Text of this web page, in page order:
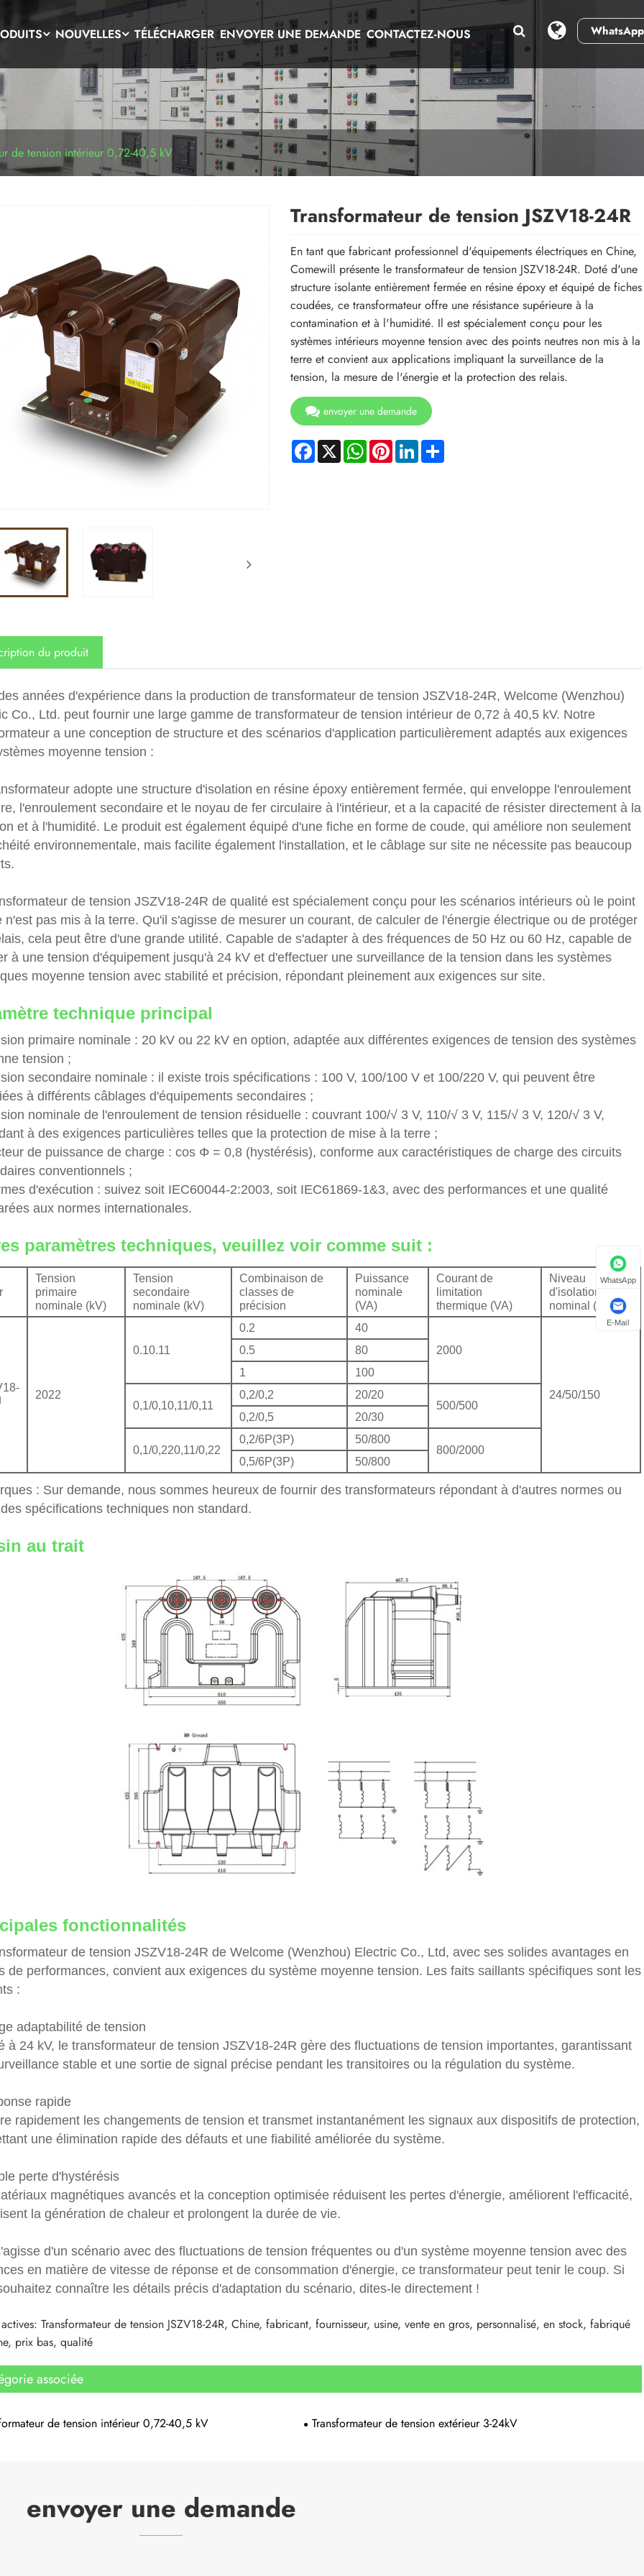
WhatsApp
NOUVELLES TÉLÉCHARGER ENVOYER UNE DEMANDE CONTACTEZ-NOUS
de tension intérieur 0,72-40,5 kV
Transformateur de tension JSZV18-24R
En tant que fabricant professionnel d'équipements électriques en Chine,
Comewill présente le transformateur de tension JSZV18-24R. Doté d'une
structure isolante entièrement fermée en résine époxy et équipé de fiches
coudées, ce transformateur offre une résistance supérieure à la
contamination et à l'humidité. Il est spécialement conçu pour les
systèmes intérieurs moyenne tension avec des points neutres non mis à la
terre et convient aux applications impliquant la surveillance de la
tension, la mesure de l'énergie et la protection des relais.
envoyer une demande
Facebook
X WhatsApp
PinterestLinkedInShare
du produit
années d'expérience dans la production de transformateur de tension JSZV18-24R, Welcome (Wenzhou)
Co., Ltd. peut fournir une large gamme de transformateur de tension intérieur de 0,72 à 40,5 kV. Notre
a une conception de structure et des scénarios d'application particulièrement adaptés aux exigences
moyenne tension :
adopte une structure d'isolation en résine époxy entièrement fermée, qui enveloppe l'enroulement
l'enroulement secondaire et le noyau de fer circulaire à l'intérieur, et a la capacité de résister directement à la
et à l'humidité. Le produit est également équipé d'une fiche en forme de coude, qui améliore non seulement
environnementale, mais facilite également l'installation, et le câblage sur site ne nécessite pas beaucoup
de tension JSZV18-24R de qualité est spécialement conçu pour les scénarios intérieurs où le point
n'est pas mis à la terre. Qu'il s'agisse de mesurer un courant, de calculer de l'énergie électrique ou de protéger
cela peut être d'une grande utilité. Capable de s'adapter à des fréquences de 50 Hz ou 60 Hz, capable de
à une tension d'équipement jusqu'à 24 kV et d'effectuer une surveillance de la tension dans les systèmes
moyenne tension avec stabilité et précision, répondant pleinement aux exigences sur site.
technique principal
primaire nominale : 20 kV ou 22 kV en option, adaptée aux différentes exigences de tension des systèmes
tension ;
secondaire nominale : il existe trois spécifications : 100 V, 100/100 V et 100/220 V, qui peuvent être
à différents câblages d'équipements secondaires ;
nominale de l'enroulement de tension résiduelle : couvrant 100/√ 3 V, 110/√ 3 V, 115/√ 3 V, 120/√ 3 V,
à des exigences particulières telles que la protection de mise à la terre ;
de puissance de charge : cos Φ = 0,8 (hystérésis), conforme aux caractéristiques de charge des circuits
conventionnels ;
d'exécution : suivez soit IEC60044-2:2003, soit IEC61869-1&3, avec des performances et une qualité
aux normes internationales.
paramètres techniques, veuillez voir comme suit :
Tension
primaire
nominale (kV)
Tension
secondaire
nominale (kV)
Combinaison de
classes de
précision
Puissance
nominale
(VA)
Courant de
limitation
thermique (VA)
Niveau
d'isolation
nominal (kV)
2022
0.10.11
0.2
40
2000
24/50/150
0.5
80
1
100
0,1/0,10,11/0,11
0,2/0,2
20/20
500/500
0,2/0,5
20/30
0,1/0,220,11/0,22
0,2/6P(3P)
50/800
800/2000
0,5/6P(3P)
50/800
: Sur demande, nous sommes heureux de fournir des transformateurs répondant à d'autres normes ou
spécifications techniques non standard.
au trait
fonctionnalités
de tension JSZV18-24R de Welcome (Wenzhou) Electric Co., Ltd, avec ses solides avantages en
de performances, convient aux exigences du système moyenne tension. Les faits saillants spécifiques sont les
:
adaptabilité de tension
à 24 kV, le transformateur de tension JSZV18-24R gère des fluctuations de tension importantes, garantissant
stable et une sortie de signal précise pendant les transitoires ou la régulation du système.
rapide
rapidement les changements de tension et transmet instantanément les signaux aux dispositifs de protection,
une élimination rapide des défauts et une fiabilité améliorée du système.
perte d'hystérésis
magnétiques avancés et la conception optimisée réduisent les pertes d'énergie, améliorent l'efficacité,
la génération de chaleur et prolongent la durée de vie.
d'un scénario avec des fluctuations de tension fréquentes ou d'un système moyenne tension avec des
en matière de vitesse de réponse et de consommation d'énergie, ce transformateur peut tenir le coup. Si
connaître les détails précis d'adaptation du scénario, dites-le directement !
Transformateur de tension JSZV18-24R, Chine, fabricant, fournisseur, usine, vente en gros, personnalisé, en stock, fabriqué
prix bas, qualité
associée
de tension intérieur 0,72-40,5 kV Transformateur de tension extérieur 3-24kV
envoyer une demande
WhatsApp
E-Mail